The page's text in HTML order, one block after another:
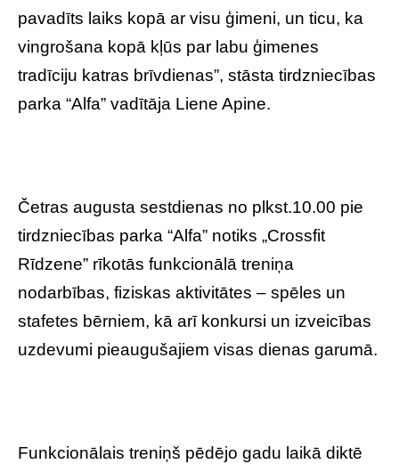
pavadīts laiks kopā ar visu ģimeni, un ticu, ka
vingrošana kopā kļūs par labu ģimenes
tradīciju katras brīvdienas”, stāsta tirdzniecības
parka “Alfa” vadītāja Liene Apine.
Četras augusta sestdienas no plkst.10.00 pie
tirdzniecības parka “Alfa” notiks „Crossfit
Rīdzene” rīkotās funkcionālā treniņa
nodarbības, fiziskas aktivitātes – spēles un
stafetes bērniem, kā arī konkursi un izveicības
uzdevumi pieaugušajiem visas dienas garumā.
Funkcionālais treniņš pēdējo gadu laikā diktē